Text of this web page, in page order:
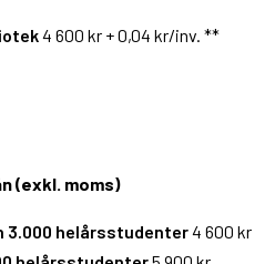
4 600 kr + 0,04 kr/inv. **
(exkl. moms)
3.000 helårsstudenter4 600 kr